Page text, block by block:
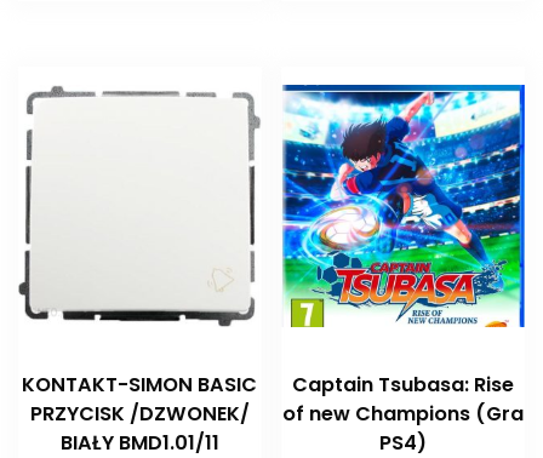
KONTAKT-SIMON BASIC
PRZYCISK /DZWONEK/
BIAŁY BMD1.01/11
Captain Tsubasa: Rise
of new Champions (Gra
PS4)